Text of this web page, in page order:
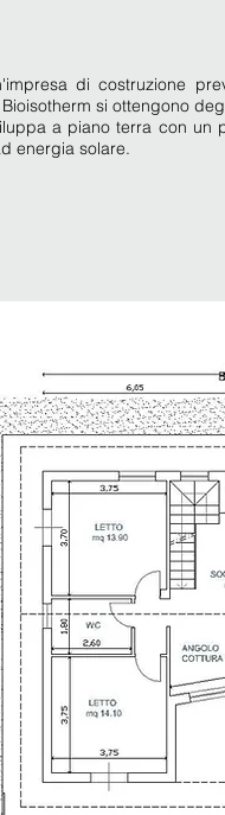
di costruzione
si ottengono
a piano terra con
energia solare.